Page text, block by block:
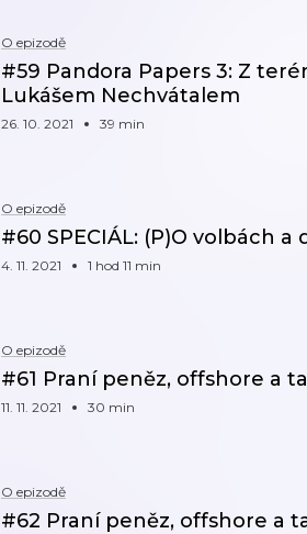
O epizodě
#59 Pandora Papers 3: Z
Lukášem Nechvátalem
26. 10. 2021 39 min
O epizodě
#60 SPECIÁL: (P)O volbách a
4. 11. 2021 1 hod 11 min
O epizodě
#61 Praní peněz, offshore a
11. 11. 2021 30 min
O epizodě
#62 Praní peněz, offshore a